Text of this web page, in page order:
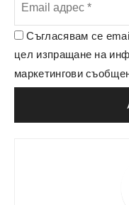
Съгласявам се
цел изпращане на
маркетингови